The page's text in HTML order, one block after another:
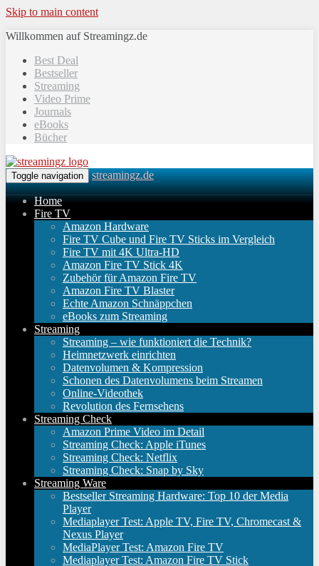
Skip to main content
Willkommen auf Streamingz.de
Best Deal
Bestseller
Streaming
Video Prime
Journals
eBooks
Bücher
Toggle navigation streamingz.de
Home
Fire TV
Amazon Hardware
Fire TV Cube und Fire TV Sticks im Vergleich
Fire TV mit 4K Ultra-HD
Amazon Fire TV Stick 4K
Zubehör für Amazon Fire TV
Amazon Fire TV Blaster
Echte Amazon Schnäppchen
eBooks zum Streaming
Streaming
Streaming – wie funktioniert die Technik?
Heimnetzwerk einrichten
Datenvolumen & Kompression
Schonen des Datenvolumens beim Streamen
Online-Videothek
Revolution des Fernsehens
Streaming Check
Amazon Prime Video im Detail
Streaming Check: Apple iTunes
Streaming Check: Netflix
Streaming Check: Snap by Sky
Streaming Ware
Bestseller Streaming Hardware: Top 10 der Media
Player
Mediaplayer Test: Apple TV, Fire TV, Chromecast &
Nexus Player
MediaPlayer Test: Amazon Fire TV
Mediaplayer Test: Amazon Fire TV Stick